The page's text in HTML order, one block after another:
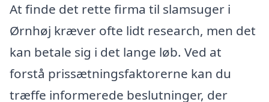
At finde det rette firma til slamsuger i
Ørnhøj kræver ofte lidt research, men det
kan betale sig i det lange løb. Ved at
forstå prissætningsfaktorerne kan du
træffe informerede beslutninger, der